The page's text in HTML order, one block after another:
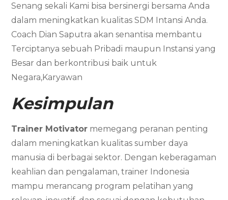
Senang sekali Kami bisa bersinergi bersama Anda
dalam meningkatkan kualitas SDM Intansi Anda.
Coach Dian Saputra akan senantisa membantu
Terciptanya sebuah Pribadi maupun Instansi yang
Besar dan berkontribusi baik untuk
Negara,Karyawan
Kesimpulan
Trainer Motivator memegang peranan penting
dalam meningkatkan kualitas sumber daya
manusia di berbagai sektor. Dengan keberagaman
keahlian dan pengalaman, trainer Indonesia
mampu merancang program pelatihan yang